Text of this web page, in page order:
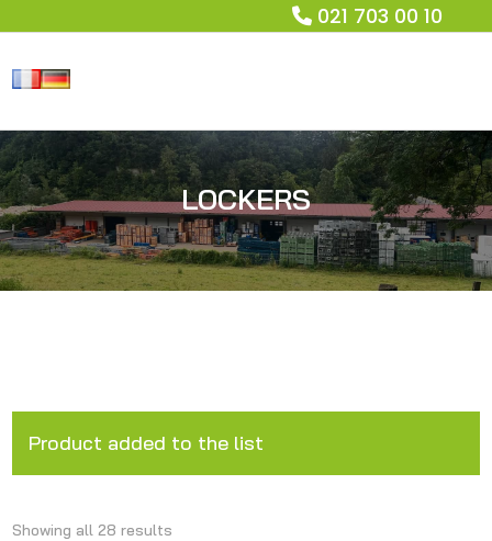
021 703 00 10
LOCKERS
Product added to the list
Showing all 28 results